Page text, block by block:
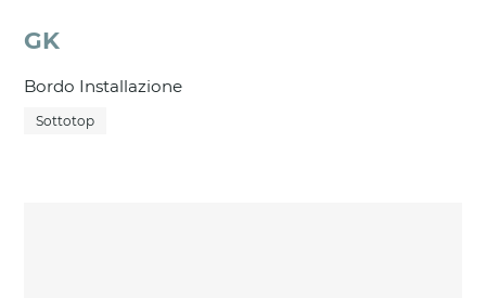
GK
Bordo Installazione
Sottotop